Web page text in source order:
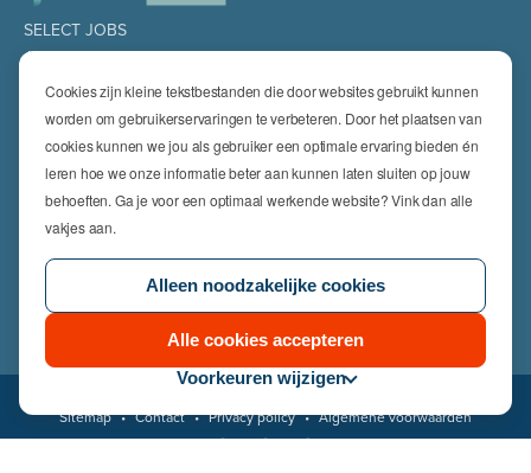
Cookies zijn kleine tekstbestanden die door websites gebruikt kunnen
worden om gebruikerservaringen te verbeteren. Door het plaatsen van
cookies kunnen we jou als gebruiker een optimale ervaring bieden én
leren hoe we onze informatie beter aan kunnen laten sluiten op jouw
behoeften. Ga je voor een optimaal werkende website? Vink dan alle
vakjes aan.
Alleen noodzakelijke cookies
Alle cookies accepteren
Voorkeuren wijzigen
SELECT JOBS
Jobs
Job alert
SPECIALISATIES
Technics
High Technics & Engineering
Logistics
Finance & Insurance
Office
HR & Legal
Sitemap • Contact • Privacy policy • Algemene voorwaarden